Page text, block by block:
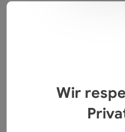
Standort
Gesellenhausstraße 5
Wir